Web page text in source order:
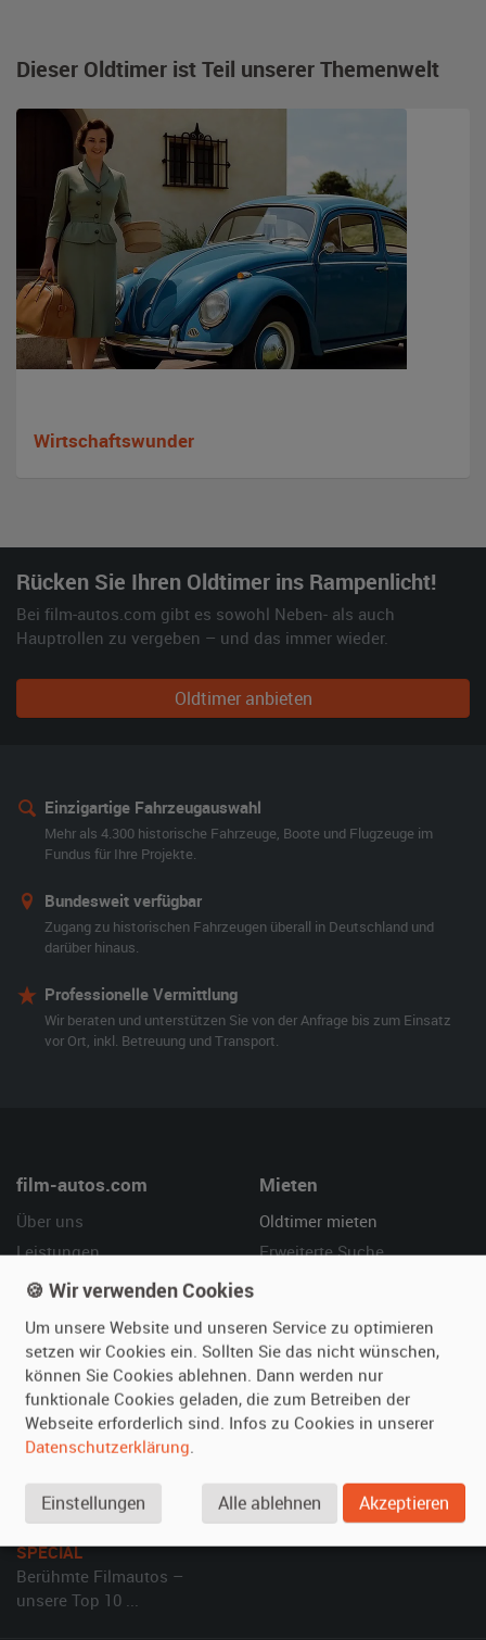
Dieser Oldtimer ist Teil unserer Themenwelt
Wirtschaftswunder
Rücken Sie Ihren Oldtimer ins Rampenlicht!
Bei film-autos.com gibt es sowohl Neben- als auch
Hauptrollen zu vergeben – und das immer wieder.
Oldtimer anbieten
Einzigartige Fahrzeugauswahl
Mehr als 4.300 historische Fahrzeuge, Boote und Flugzeuge im
Fundus für Ihre Projekte.
Bundesweit verfügbar
Zugang zu historischen Fahrzeugen überall in Deutschland und
darüber hinaus.
Professionelle Vermittlung
Wir beraten und unterstützen Sie von der Anfrage bis zum Einsatz
vor Ort, inkl. Betreuung und Transport.
film-autos.com
Über uns
Leistungen
Referenzen
Mieten
Oldtimer mieten
Erweiterte Suche
Vermieten
Oldtimer anmelden
Fotos senden
Inserat verwalten
Hilfe
Häufige Fragen (FAQ)
So funktioniert's
SPECIAL
Berühmte Filmautos –
unsere Top 10 ...
🍪 Wir verwenden Cookies
Um unsere Website und unseren Service zu optimieren
setzen wir Cookies ein. Sollten Sie das nicht wünschen,
können Sie Cookies ablehnen. Dann werden nur
funktionale Cookies geladen, die zum Betreiben der
Webseite erforderlich sind. Infos zu Cookies in unserer
Datenschutzerklärung.
Einstellungen Alle ablehnen Akzeptieren